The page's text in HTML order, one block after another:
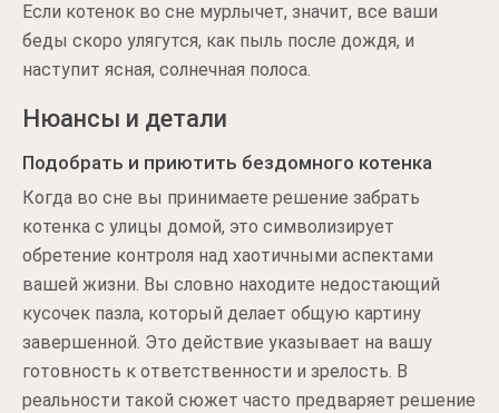
Если котенок во сне мурлычет, значит, все ваши
беды скоро улягутся, как пыль после дождя, и
наступит ясная, солнечная полоса.
Нюансы и детали
Подобрать и приютить бездомного котенка
Когда во сне вы принимаете решение забрать
котенка с улицы домой, это символизирует
обретение контроля над хаотичными аспектами
вашей жизни. Вы словно находите недостающий
кусочек пазла, который делает общую картину
завершенной. Это действие указывает на вашу
готовность к ответственности и зрелость. В
реальности такой сюжет часто предваряет решение